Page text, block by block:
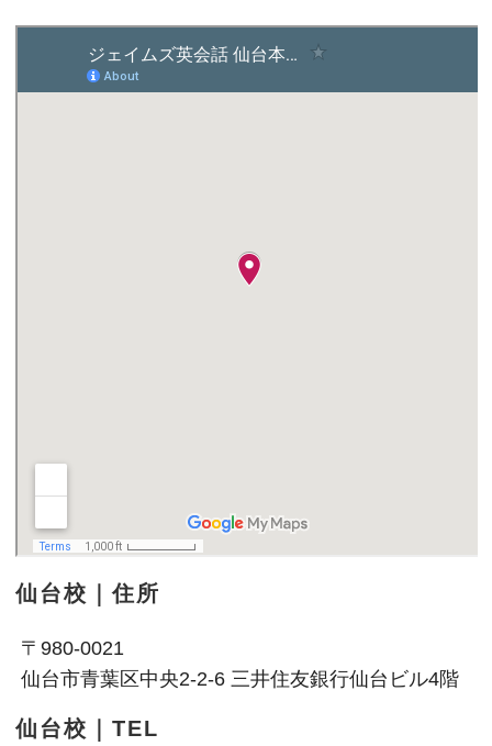
仙台校｜住所
〒980-0021
仙台市青葉区中央2-2-6 三井住友銀行仙台ビル4階
仙台校｜TEL